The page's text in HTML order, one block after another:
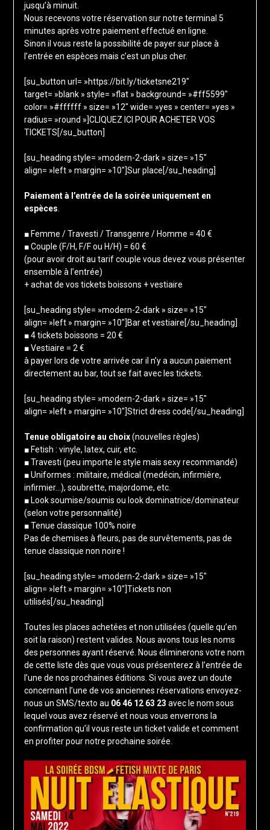
jusqu’à minuit.
Nous recevons votre réservation sur notre terminal 5
minutes après votre paiement effectué en ligne.
Sinon il vous reste la possibilité de payer sur place à
l’entrée en espèces mais c’est un plus cher.
[su_button url= »https://bit.ly/ticketsne219″
target= »blank » style= »flat » background= »#ff5599″
color= »#ffffff » size= »12″ wide= »yes » center= »yes »
radius= »round »]CLIQUEZ ICI POUR ACHETER VOS
TICKETS[/su_button]
[su_heading style= »modern-2-dark » size= »15″
align= »left » margin= »10″]Sur place[/su_heading]
Paiement à l’entrée de la soirée uniquement en
espèces
■ Femme / Travesti / Transgenre / Homme = 40 €
■ Couple (F/H, F/F ou H/H) = 60 €
(pour avoir droit au tarif couple vous devez vous présenter
ensemble à l’entrée)
+ achat de vos tickets boissons + vestiaire
[su_heading style= »modern-2-dark » size= »15″
align= »left » margin= »10″]Bar et vestiaire[/su_heading]
■ 4 tickets boissons = 20 €
■ Vestiaire = 2 €
à payer lors de votre arrivée car il n’y a aucun paiement
directement au bar, tout se fait avec les tickets.
[su_heading style= »modern-2-dark » size= »15″
align= »left » margin= »10″]Strict dress code[/su_heading]
Tenue obligatoire au choix(nouvelles règles)
■ Fetish : vinyle, latex, cuir, etc.
■ Travesti (peu importe le style mais sexy recommandé)
■ Uniformes : militaire, médical (medécin, infirmière,
infirmier…), soubrette, majordome, etc.
■ Look soumise/soumis ou look dominatrice/dominateur
(selon votre personnalité)
■ Tenue classique 100% noire
Pas de chemises à fleurs, pas de survêtements, pas de
tenue classique non noire !
[su_heading style= »modern-2-dark » size= »15″
align= »left » margin= »10″]Tickets non
utilisés[/su_heading]
Toutes les places achetées et non utilisées (quelle qu’en
soit la raison) restent valides. Nous avons tous les noms
des personnes ayant réservé. Nous éliminerons votre nom
de cette liste dès que vous vous présenterez à l’entrée de
l’une de nos prochaines éditions. Si vous avez un doute
concernant l’une de vos anciennes réservations envoyez-
nous un SMS/texto au 06 46 12 63 23 avec le nom sous
lequel vous avez réservé et nous vous enverrons la
confirmation qu’il vous reste un ticket valide et comment
en profiter pour notre prochaine soirée.